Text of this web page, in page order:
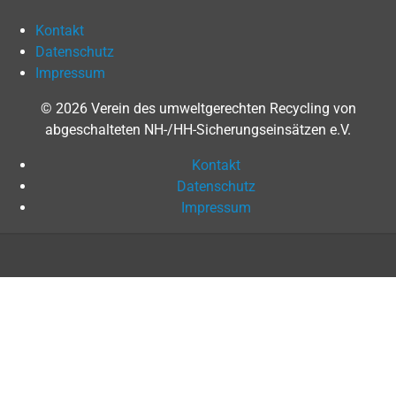
Kontakt
Datenschutz
Impressum
© 2026 Verein des umweltgerechten Recycling von
abgeschalteten NH-/HH-Sicherungseinsätzen e.V.
Kontakt
Datenschutz
Impressum